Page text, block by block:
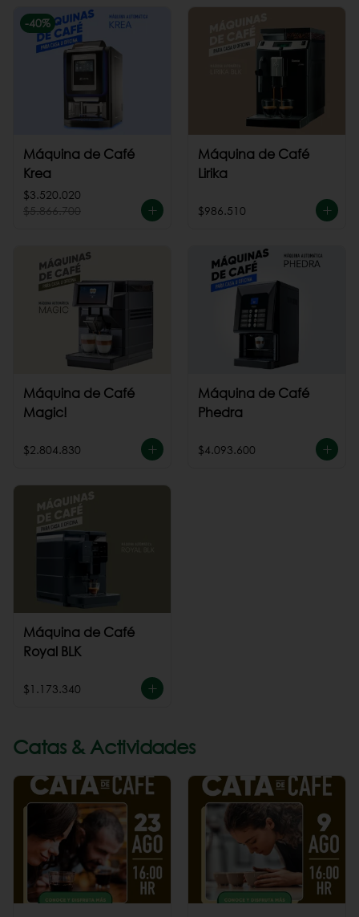
-40%
Máquina de Café
Krea
$3.520.020
$5.866.700
Máquina de Café
Lirika
$986.510
Máquina de Café
Magic!
$2.804.830
Máquina de Café
Phedra
$4.093.600
Máquina de Café
Royal BLK
$1.173.340
Catas & Actividades